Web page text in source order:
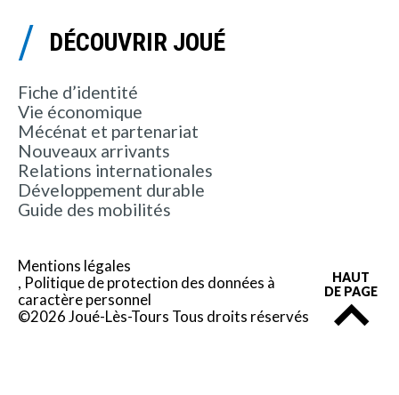
DÉCOUVRIR JOUÉ
Fiche d’identité
Vie économique
Mécénat et partenariat
Nouveaux arrivants
Relations internationales
Développement durable
Guide des mobilités
Mentions légales
Politique de protection des données à
caractère personnel
©2026 Joué-Lès-Tours Tous droits réservés
HAUT
DE PAGE